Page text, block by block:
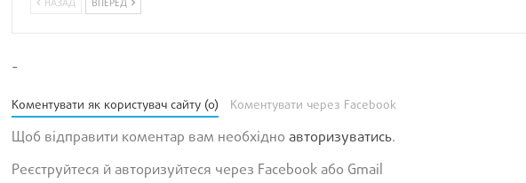
НАЗАД ВПЕРЕД
-
Коментувати як користувач сайту (0) Коментувати через Facebook
Щоб відправити коментар вам необхідно авторизуватись.
Реєструйтеся й авторизуйтеся через Facebook або Gmail